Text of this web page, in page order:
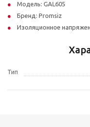
Модель: GAL605
Бренд: Promsiz
Изоляционное
Тип